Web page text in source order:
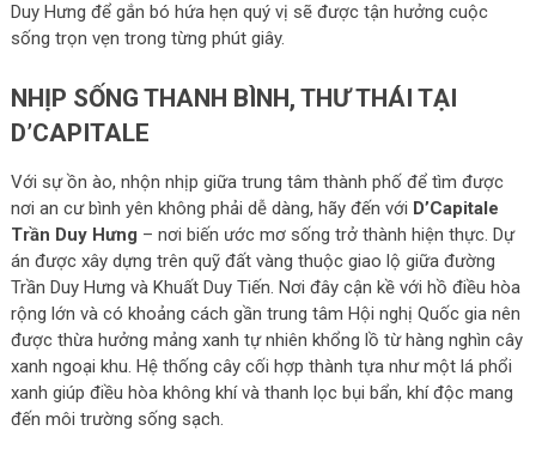
Duy Hưng để gắn bó hứa hẹn quý vị sẽ được tận hưởng cuộc
sống trọn vẹn trong từng phút giây.
NHỊP SỐNG THANH BÌNH, THƯ THÁI TẠI
D’CAPITALE
Với sự ồn ào, nhộn nhịp giữa trung tâm thành phố để tìm được
nơi an cư bình yên không phải dễ dàng, hãy đến với D’Capitale
Trần Duy Hưng – nơi biến ước mơ sống trở thành hiện thực. Dự
án được xây dựng trên quỹ đất vàng thuộc giao lộ giữa đường
Trần Duy Hưng và Khuất Duy Tiến. Nơi đây cận kề với hồ điều hòa
rộng lớn và có khoảng cách gần trung tâm Hội nghị Quốc gia nên
được thừa hưởng mảng xanh tự nhiên khổng lồ từ hàng nghìn cây
xanh ngoại khu. Hệ thống cây cối hợp thành tựa như một lá phổi
xanh giúp điều hòa không khí và thanh lọc bụi bẩn, khí độc mang
đến môi trường sống sạch.